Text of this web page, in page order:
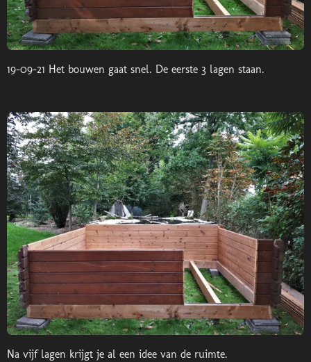
19-09-21 Het bouwen gaat snel. De eerste 3 lagen staan.
Na vijf lagen krijgt je al een idee van de ruimte.